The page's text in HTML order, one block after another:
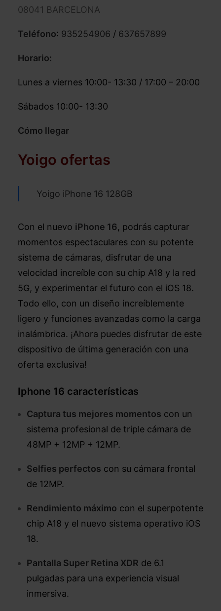
08041 BARCELONA
Teléfono: 935254906 / 637657899
Horario:
Lunes a viernes 10:00- 13:30 / 17:00 – 20:00
Sábados 10:00- 13:30
Cómo llegar
Yoigo ofertas
Yoigo iPhone 16 128GB
Con el nuevo iPhone 16, podrás capturar
momentos espectaculares con su potente
sistema de cámaras, disfrutar de una
velocidad increíble con su chip A18 y la red
5G, y experimentar el futuro con el iOS 18.
Todo ello, con un diseño increíblemente
ligero y funciones avanzadas como la carga
inalámbrica. ¡Ahora puedes disfrutar de este
dispositivo de última generación con una
oferta exclusiva!
Iphone 16 características
Captura tus mejores momentos con un
sistema profesional de triple cámara de
48MP + 12MP + 12MP.
Selfies perfectos con su cámara frontal
de 12MP.
Rendimiento máximo con el superpotente
chip A18 y el nuevo sistema operativo iOS
18.
Pantalla Super Retina XDR de 6.1
pulgadas para una experiencia visual
inmersiva.